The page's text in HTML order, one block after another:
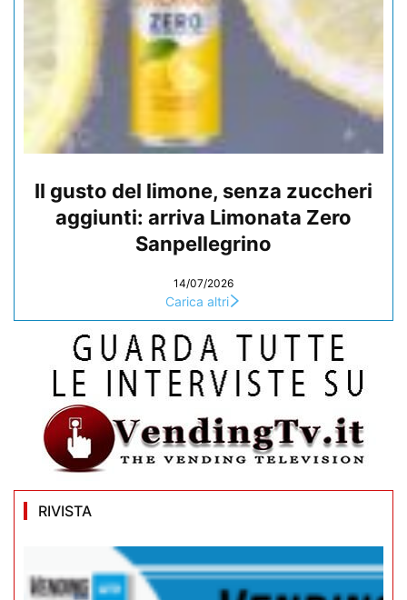
Il gusto del limone, senza zuccheri
aggiunti: arriva Limonata Zero
Sanpellegrino
14/07/2026
Carica altri
RIVISTA